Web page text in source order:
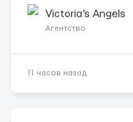
Опытная команда с
клиентов (без ...
Victoria's Angels
Агентство
11 часов назад